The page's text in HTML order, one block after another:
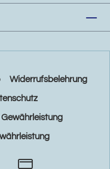
Widerrufsbelehrung
Gewährleistung